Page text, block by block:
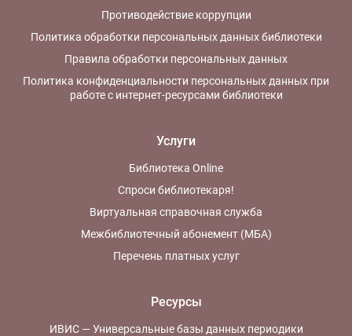
Противодействие коррупции
Политика обработки персональных данных библиотеки
Правила обработки персональных данных
Политика конфиденциальности персональных данных при
работе с интернет-ресурсами библиотеки
Услуги
Библиотека Online
Спроси библиотекаря!
Виртуальная справочная служба
Межбиблиотечный абонемент (МБА)
Перечень платных услуг
Ресурсы
ИВИС — Универсальные базы данных периодики